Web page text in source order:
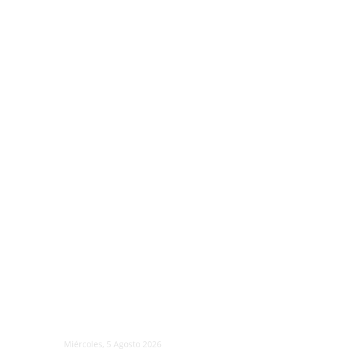
Miércoles, 5 Agosto 2026